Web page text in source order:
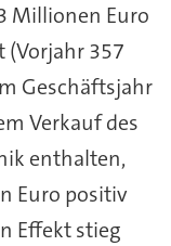
Millionen Euro
(Vorjahr 357
Geschäftsjahr
Verkauf des
enthalten,
Euro positiv
Effekt stieg